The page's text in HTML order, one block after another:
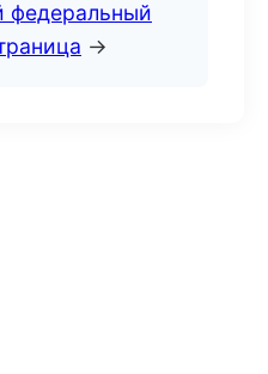
федеральный
→